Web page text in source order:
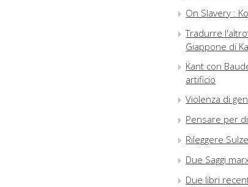
On Slavery :
Tradurre
Giappone di
Kant con
artificio
Violenza di
Pensare per
Rileggere
Due Saggi
Due libri